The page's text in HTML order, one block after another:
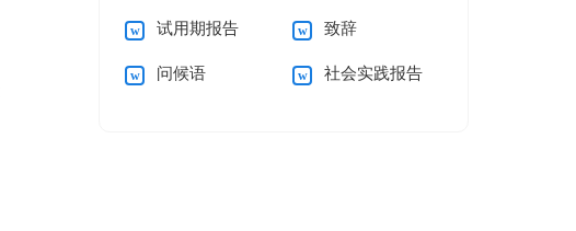
试用期报告 致辞
问候语 社会实践报告